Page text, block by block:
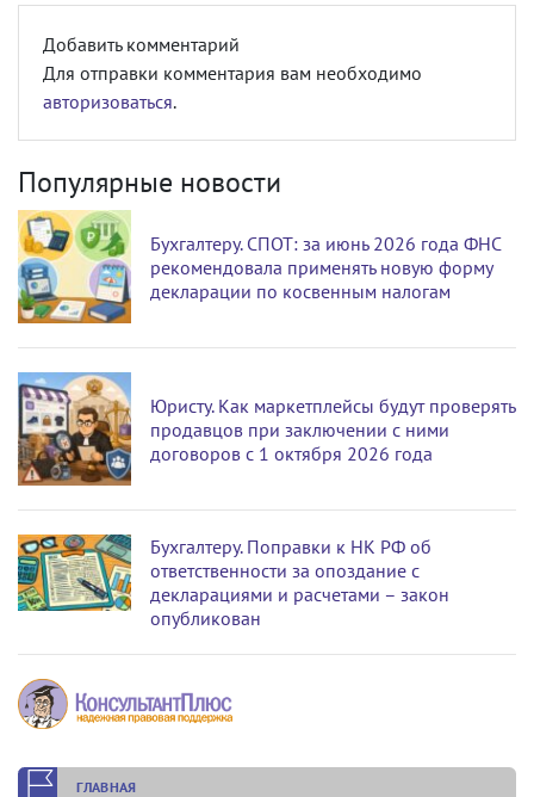
Добавить комментарий
Для отправки комментария вам необходимо
авторизоваться.
Популярные новости
Бухгалтеру. СПОТ: за июнь 2026 года ФНС
рекомендовала применять новую форму
декларации по косвенным налогам
Юристу. Как маркетплейсы будут проверять
продавцов при заключении с ними
договоров с 1 октября 2026 года
Бухгалтеру. Поправки к НК РФ об
ответственности за опоздание с
декларациями и расчетами – закон
опубликован
ГЛАВНАЯ